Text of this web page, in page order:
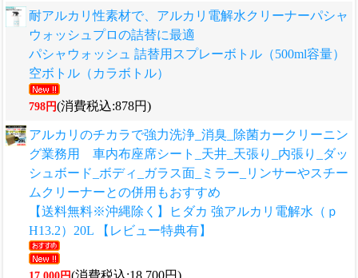
耐アルカリ性素材で、アルカリ電解水クリーナーパシャ
ウォッシュプロの詰替に最適
パシャウォッシュ 詰替用スプレーボトル（500ml容量）
空ボトル（カラボトル）
798円(消費税込:878円)
アルカリのチカラで強力洗浄_消臭_除菌カークリーニン
グ業務用 車内布座席シート_天井_天張り_内張り_ダッ
シュボード_ボディ_ガラス面_ミラー_リンサーやスチー
ムクリーナーとの併用もおすすめ
【送料無料※沖縄除く】ヒダカ 強アルカリ電解水（ｐ
H13.2）20L 【レビュー特典有】